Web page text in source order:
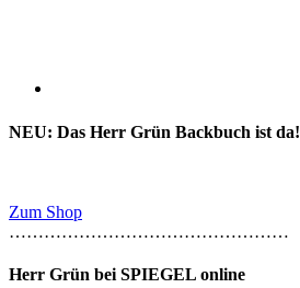
NEU: Das Herr Grün Backbuch ist da!
Zum Shop
…………………………………………
Herr Grün bei SPIEGEL online